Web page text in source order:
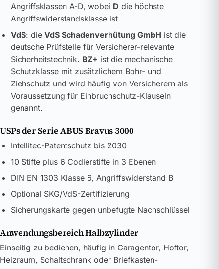
Angriffsklassen A-D, wobei D die höchste
Angriffswiderstandsklasse ist.
VdS: die VdS Schadenverhütung GmbH ist die
deutsche Prüfstelle für Versicherer-relevante
Sicherheitstechnik. BZ+ ist die mechanische
Schutzklasse mit zusätzlichem Bohr- und
Ziehschutz und wird häufig von Versicherern als
Voraussetzung für Einbruchschutz-Klauseln
genannt.
USPs der Serie ABUS Bravus 3000
Intellitec-Patentschutz bis 2030
10 Stifte plus 6 Codierstifte in 3 Ebenen
DIN EN 1303 Klasse 6, Angriffswiderstand B
Optional SKG/VdS-Zertifizierung
Sicherungskarte gegen unbefugte Nachschlüssel
Anwendungsbereich Halbzylinder
Einseitig zu bedienen, häufig in Garagentor, Hoftor,
Heizraum, Schaltschrank oder Briefkasten-